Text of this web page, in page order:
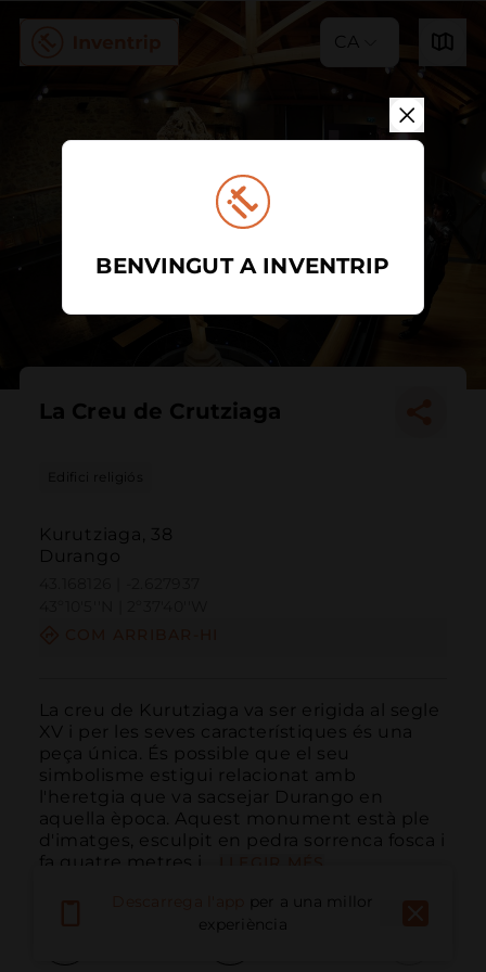
CA
La Creu de Crutziaga
Edifici religiós
Kurutziaga, 38
Durango
La creu de Kurutziaga va ser erigida al segle
XV i per les seves característiques és una
peça única. És possible que el seu
simbolisme estigui relacionat amb
l'heretgia que va sacsejar Durango en
aquella època. Aquest monument està ple
d'imatges, esculpit en pedra sorrenca fosca i
fa quatre metres i...
per a una millor
experiència
BENVINGUT A INVENTRIP